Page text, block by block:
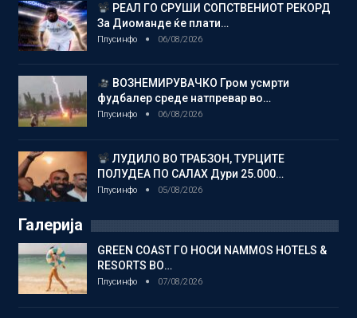
РЕАЛ ГО СРУШИ СОПСТВЕНИОТ РЕКОРД
За Диоманде ќе плати…
Плусинфо 06/08/2026
ВОЗНЕМИРУВАЧКО Гром усмрти
фудбалер среде натпревар во…
Плусинфо 06/08/2026
ЛУДИЛО ВО ТРАБЗОН, ТУРЦИТЕ
ПОЛУДЕА ПО САЛАХ Дури 25.000…
Плусинфо 05/08/2026
Галерија
GREEN COAST ГО НОСИ NAMMOS HOTELS &
RESORTS ВО…
Плусинфо 07/08/2026